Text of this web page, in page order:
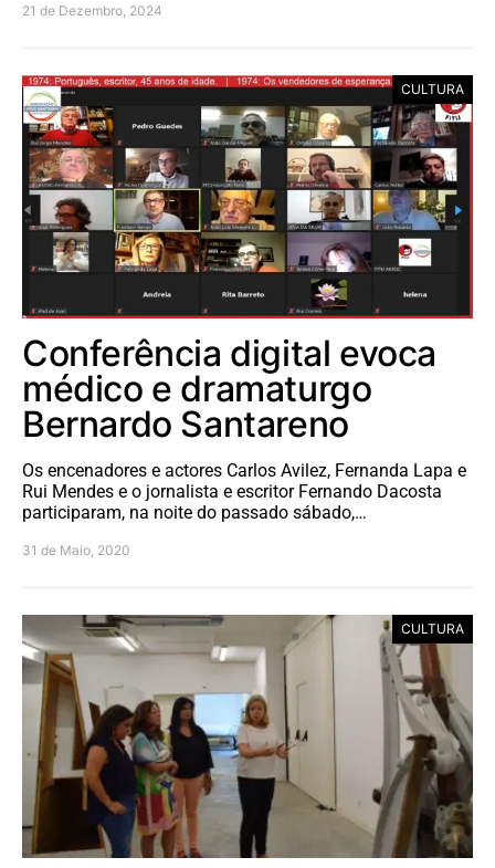
21 de Dezembro, 2024
CULTURA
Conferência digital evoca
médico e dramaturgo
Bernardo Santareno
Os encenadores e actores Carlos Avilez, Fernanda Lapa e
Rui Mendes e o jornalista e escritor Fernando Dacosta
participaram, na noite do passado sábado,…
31 de Maio, 2020
CULTURA